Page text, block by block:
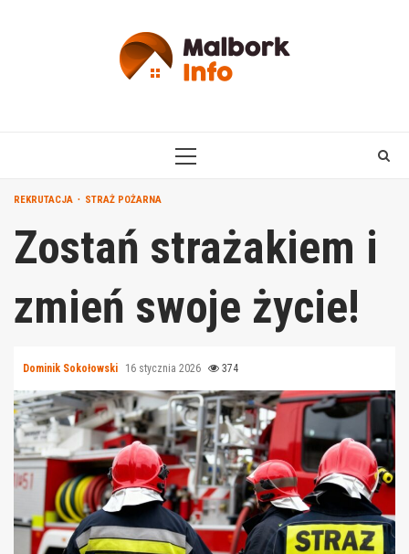
PRIMARY
REKRUTACJA STRAŻ POŻARNA
Zostań strażakiem i
zmień swoje życie!
Dominik Sokołowski 16 stycznia 2026 374